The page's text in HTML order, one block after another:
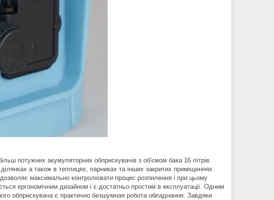
потужних акумуляторних обприскувачів з об'ємом бака 16 літрів.
а також в теплицях, парниках та інших закритих приміщеннях.
максимально контролювати процес розпилення і при цьому
ергономічним дизайном і є достатньо простим в експлуатації. Одним
обприскувача є практично безшумная робота обладнання. Завдяки